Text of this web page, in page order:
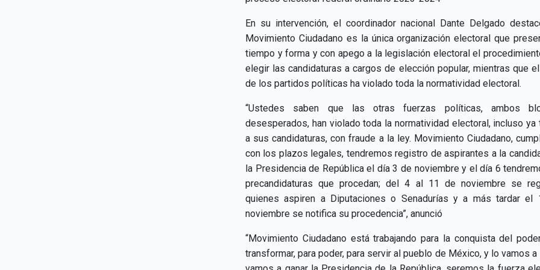
En su intervención, el coordinador nacional Dante Delgado
Movimiento Ciudadano es la única organización electoral que
tiempo y forma y con apego a la legislación electoral el
elegir las candidaturas a cargos de elección popular, mientras que
de los partidos políticas ha violado toda la normatividad electoral.
“Ustedes saben que las otras fuerzas políticas, ambos
desesperados, han violado toda la normatividad electoral, incluso ya
a sus candidaturas, con fraude a la ley. Movimiento Ciudadano,
con los plazos legales, tendremos registro de aspirantes a la
la Presidencia de República el día 3 de noviembre y el día 6
precandidaturas que procedan; del 4 al 11 de noviembre se
quienes aspiren a Diputaciones o Senadurías y a más tardar el
noviembre se notifica su procedencia”, anunció
“Movimiento Ciudadano está trabajando para la conquista del
transformar, para poder, para servir al pueblo de México, y lo vamos a